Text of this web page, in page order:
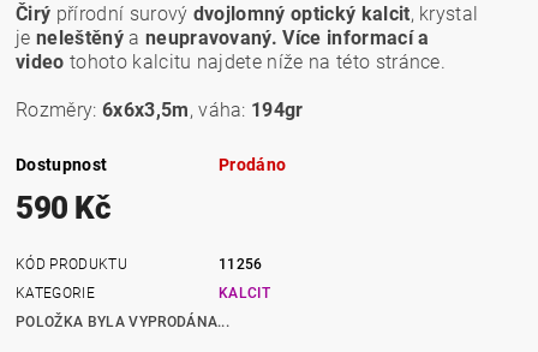
Čirý přírodní surový dvojlomný optický kalcit, krystal
jeneleštěnýa neupravovaný. Více informací a
video tohoto kalcitu najdete níže na této stránce.
Rozměry: 6x6x3,5m, váha: 194gr
Dostupnost Prodáno
590 Kč
KÓD PRODUKTU
11256
KATEGORIE
KALCIT
POLOŽKA BYLA VYPRODÁNA...